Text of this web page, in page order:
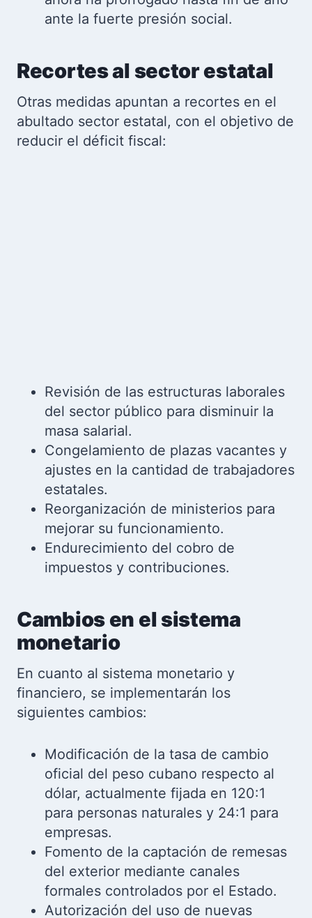
ante la fuerte presión social.
Recortes al sector estatal
Otras medidas apuntan a recortes en el
abultado sector estatal, con el objetivo de
reducir el déficit fiscal:
Revisión de las estructuras laborales
del sector público para disminuir la
masa salarial.
Congelamiento de plazas vacantes y
ajustes en la cantidad de trabajadores
estatales.
Reorganización de ministerios para
mejorar su funcionamiento.
Endurecimiento del cobro de
impuestos y contribuciones.
Cambios en el sistema
monetario
En cuanto al sistema monetario y
financiero, se implementarán los
siguientes cambios:
Modificación de la tasa de cambio
oficial del peso cubano respecto al
dólar, actualmente fijada en 120:1
para personas naturales y 24:1 para
empresas.
Fomento de la captación de remesas
del exterior mediante canales
formales controlados por el Estado.
Autorización del uso de nuevas